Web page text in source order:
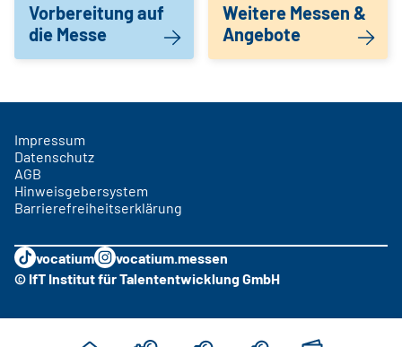
Vorbereitung auf
die Messe
Weitere Messen &
Angebote
Impressum
Datenschutz
AGB
Hinweisgebersystem
Barrierefreiheitserklärung
vocatium
vocatium.messen
© IfT Institut für Talententwicklung GmbH